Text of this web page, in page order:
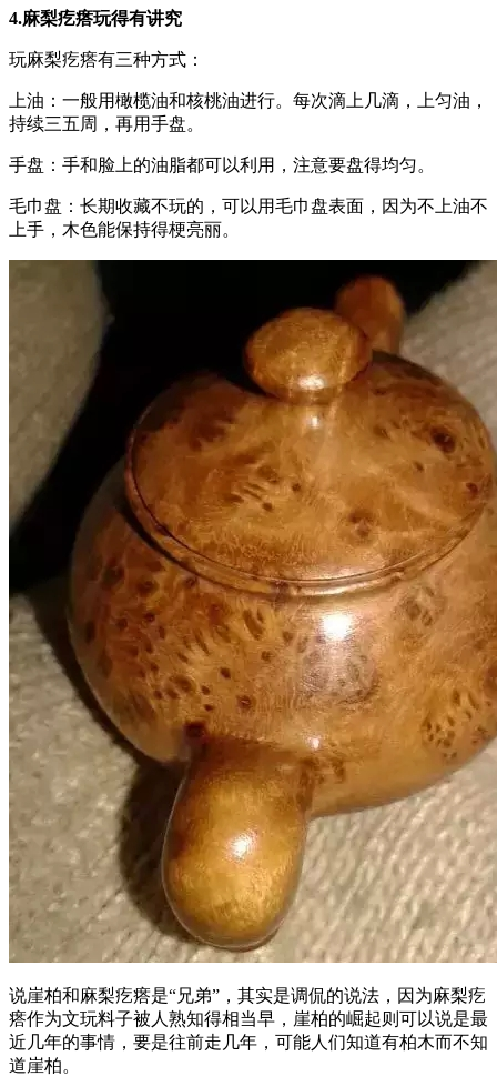
4.麻梨疙瘩玩得有讲究
玩麻梨疙瘩有三种方式：
上油：一般用橄榄油和核桃油进行。每次滴上几滴，上匀油，
持续三五周，再用手盘。
手盘：手和脸上的油脂都可以利用，注意要盘得均匀。
毛巾盘：长期收藏不玩的，可以用毛巾盘表面，因为不上油不
上手，木色能保持得梗亮丽。
说崖柏和麻梨疙瘩是“兄弟”，其实是调侃的说法，因为麻梨疙
瘩作为文玩料子被人熟知得相当早，崖柏的崛起则可以说是最
近几年的事情，要是往前走几年，可能人们知道有柏木而不知
道崖柏。